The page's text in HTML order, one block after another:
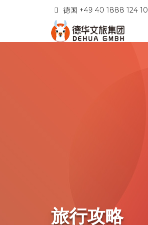
德国 +49 40 1888 124 10
旅行攻略